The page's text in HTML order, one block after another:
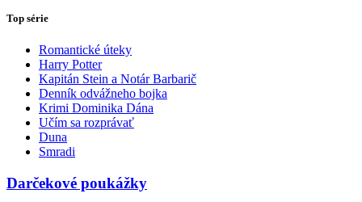
Top série
Romantické úteky
Harry Potter
Kapitán Stein a Notár Barbarič
Denník odvážneho bojka
Krimi Dominika Dána
Učím sa rozprávať
Duna
Smradi
Darčekové poukážky